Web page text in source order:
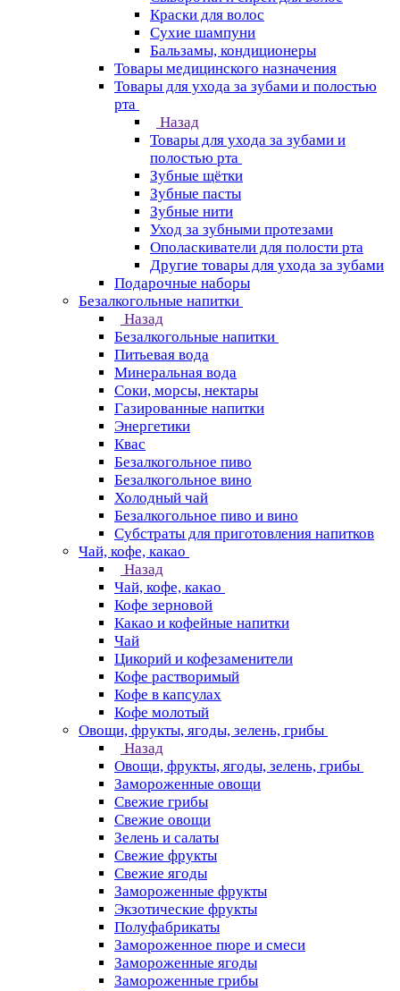
Краски для волос
Сухие шампуни
Бальзамы, кондиционеры
Товары медицинского назначения
Товары для ухода за зубами и полостью
рта
Назад
Товары для ухода за зубами и
полостью рта
Зубные щётки
Зубные пасты
Зубные нити
Уход за зубными протезами
Ополаскиватели для полости рта
Другие товары для ухода за зубами
Подарочные наборы
Безалкогольные напитки
Назад
Безалкогольные напитки
Питьевая вода
Минеральная вода
Соки, морсы, нектары
Газированные напитки
Энергетики
Квас
Безалкогольное пиво
Безалкогольное вино
Холодный чай
Безалкогольное пиво и вино
Субстраты для приготовления напитков
Чай, кофе, какао
Назад
Чай, кофе, какао
Кофе зерновой
Какао и кофейные напитки
Чай
Цикорий и кофезаменители
Кофе растворимый
Кофе в капсулах
Кофе молотый
Овощи, фрукты, ягоды, зелень, грибы
Назад
Овощи, фрукты, ягоды, зелень, грибы
Замороженные овощи
Свежие грибы
Свежие овощи
Зелень и салаты
Свежие фрукты
Свежие ягоды
Замороженные фрукты
Экзотические фрукты
Полуфабрикаты
Замороженное пюре и смеси
Замороженные ягоды
Замороженные грибы